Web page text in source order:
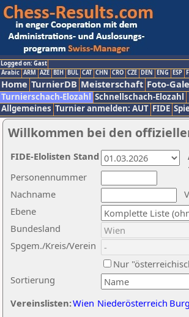
Logged on: Gast
Arabic ARM AZE BIH BUL CAT CHN CRO CZE DEN ENG ESP
Home TurnierDB Meisterschaft Foto-
Turnierschach-Elozahl Schnellschach-Elozahl
Allgemeines Turnier anmelden: AUT FIDE
Willkommen bei den
Nachname
Ebene
Sortierung
Personennummer
Bundesland
Spgem./Kreis/Verein
Nur
Vereinslisten:Wien Niederösterreich
FIDE-Elolisten Stand